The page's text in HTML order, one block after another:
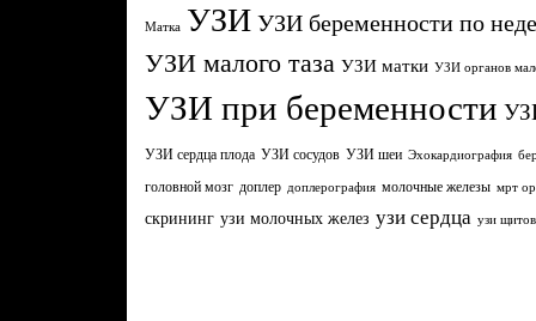
Матка УЗИ УЗИ беременности по
УЗИ малого таза УЗИ матки УЗИ органов
УЗИ при беременности
УЗИ сердца плода УЗИ сосудов УЗИ шеи Эхокардиография
головной мозг доплер доплерография молочные железы мрт
скрининг узи молочных желез узи сердца узи